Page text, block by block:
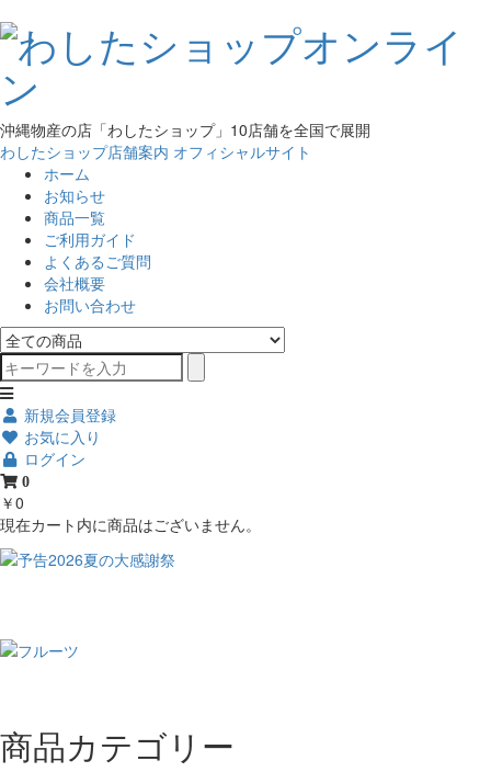
沖縄物産の店「わしたショップ」10店舗を全国で展開
わしたショップ店舗案内 オフィシャルサイト
ホーム
お知らせ
商品一覧
ご利用ガイド
よくあるご質問
会社概要
お問い合わせ
新規会員登録
お気に入り
ログイン
0
￥0
現在カート内に商品はございません。
商品カテゴリー